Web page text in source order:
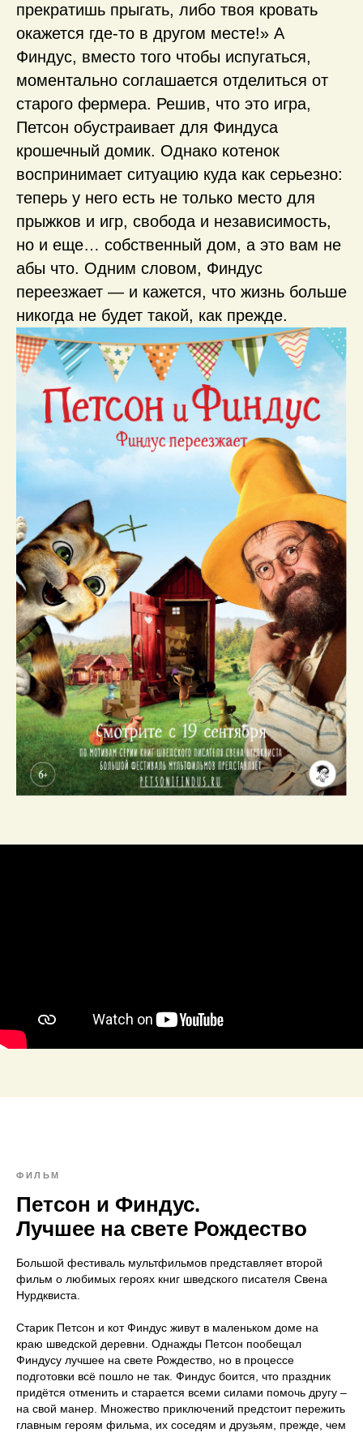
прекратишь прыгать, либо твоя кровать
окажется где-то в другом месте!» А
Финдус, вместо того чтобы испугаться,
моментально соглашается отделиться от
старого фермера. Решив, что это игра,
Петсон обустраивает для Финдуса
крошечный домик. Однако котенок
воспринимает ситуацию куда как серьезно:
теперь у него есть не только место для
прыжков и игр, свобода и независимость,
но и еще… собственный дом, а это вам не
абы что. Одним словом, Финдус
переезжает — и кажется, что жизнь больше
никогда не будет такой, как прежде.
ФИЛЬМ
Петсон и Финдус.
Лучшее на свете Рождество
Большой фестиваль мультфильмов представляет второй
фильм о любимых героях книг шведского писателя Свена
Нурдквиста.
Старик Петсон и кот Финдус живут в маленьком доме на
краю шведской деревни. Однажды Петсон пообещал
Финдусу лучшее на свете Рождество, но в процессе
подготовки всё пошло не так. Финдус боится, что праздник
придётся отменить и старается всеми силами помочь другу –
на свой манер. Множество приключений предстоит пережить
главным героям фильма, их соседям и друзьям, прежде, чем